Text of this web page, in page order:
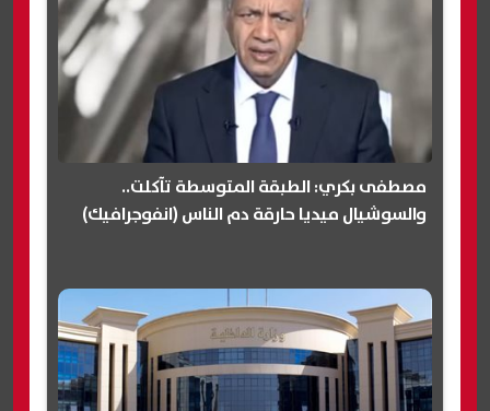
مصطفى بكري: الطبقة المتوسطة تآكلت..
والسوشيال ميديا حارقة دم الناس (انفوجرافيك)